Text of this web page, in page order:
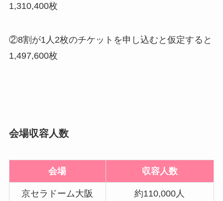
1,310,400枚
②8割が1人2枚のチケットを申し込むと仮定すると
1,497,600枚
会場収容人数
会場 収容人数
京セラドーム大阪
約110,000人